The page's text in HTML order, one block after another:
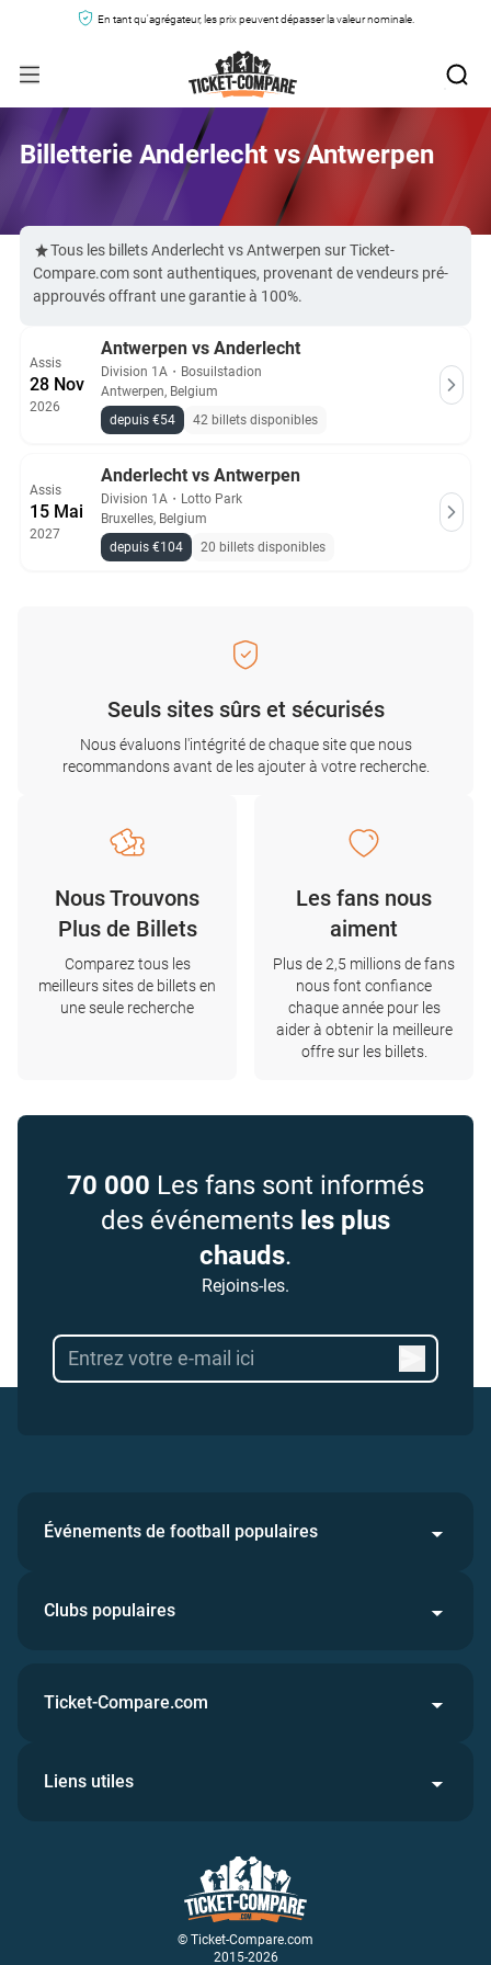
En tant qu'agrégateur, les prix peuvent dépasser la valeur nominale.
Billetterie Anderlecht vs Antwerpen
Tous les billets Anderlecht vs Antwerpen sur Ticket-
Compare.com sont authentiques, provenant de vendeurs pré-
approuvés offrant une garantie à 100%.
Assis
28 Nov
2026
Antwerpen vs Anderlecht
Division 1A ・ Bosuilstadion
Antwerpen, Belgium
depuis €54
42 billets disponibles
Assis
15 Mai
2027
Anderlecht vs Antwerpen
Division 1A ・ Lotto Park
Bruxelles, Belgium
depuis €104
20 billets disponibles
Seuls sites sûrs et sécurisés
Nous évaluons l'intégrité de chaque site que nous
recommandons avant de les ajouter à votre recherche.
Nous Trouvons
Plus de Billets
Comparez tous les
meilleurs sites de billets en
une seule recherche
Les fans nous
aiment
Plus de 2,5 millions de fans
nous font confiance
chaque année pour les
aider à obtenir la meilleure
offre sur les billets.
70 000 Les fans sont informés
des événements les plus
chauds.
Rejoins-les.
Événements de football populaires
Clubs populaires
© Ticket-Compare.com
2015-2026
Ticket-Compare.com
Liens utiles